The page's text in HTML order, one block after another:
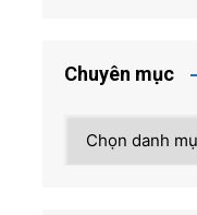
Chuyên mục
mục